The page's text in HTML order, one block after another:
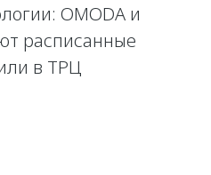
OMODA и
расписанные
в ТРЦ